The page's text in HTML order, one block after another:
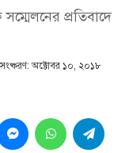
প্রতিবাদে
অক্টোবর ১০, ২০১৮
MessengerWhatsApp